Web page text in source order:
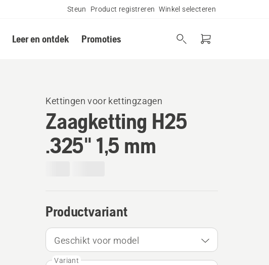
Steun Product registreren Winkel selecteren
Leer en ontdek Promoties
Kettingen voor kettingzagen
Zaagketting H25
.325" 1,5 mm
Productvariant
Geschikt voor model
Variant